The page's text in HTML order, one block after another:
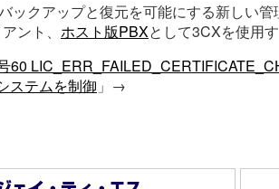
ックアップと復元を可能にする新しい
ント、 ホスト版PBXとして3CXを使用
60
ステムを制御 」→